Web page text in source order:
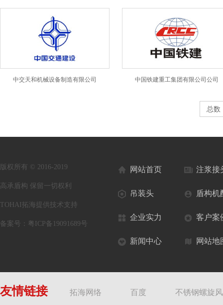
中交天和机械设备制造有限公司 中国铁建重工集团有限公司公司
总数
版权所有 © 2016-2019
高承盾构 保留一切权利
TOHAI拓海提供技术支持
备案号： 粤ICP备19091689号
网站首页 注浆接
吊装头 盾构机
企业实力 客户案
新闻中心 网站地
友情链接 拓海网络 百度 不锈钢螺旋